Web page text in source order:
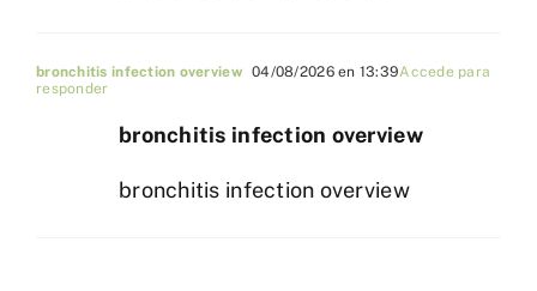
bronchitis infection overview 04/08/2026 en 13:39Accede para
responder
bronchitis infection overview
bronchitis infection overview